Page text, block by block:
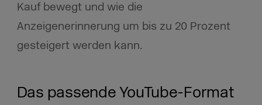
Kauf bewegt und wie die
Anzeigenerinnerung um bis zu 20 Prozent
gesteigert werden kann.
Das passende YouTube-Format